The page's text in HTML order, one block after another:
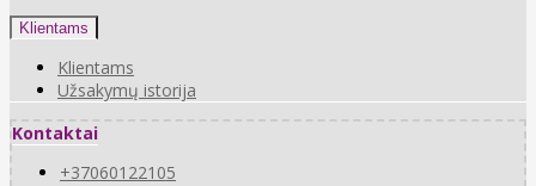
Klientams
Klientams
Užsakymų istorija
Kontaktai
+37060122105